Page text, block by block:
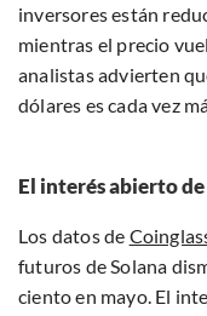
inversores están
mientras el precio
analistas advierten
dólares es cada vez
El interés abierto
Los datos de
futuros de Solana
ciento en mayo. El